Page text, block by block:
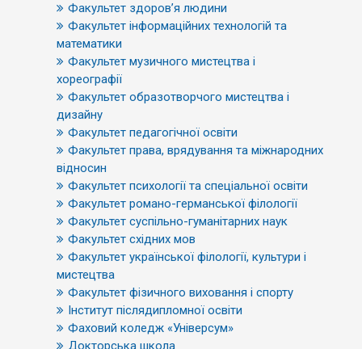
Факультет здоров’я людини
Факультет інформаційних технологій та
математики
Факультет музичного мистецтва і
хореографії
Факультет образотворчого мистецтва і
дизайну
Факультет педагогічної освіти
Факультет права, врядування та міжнародних
відносин
Факультет психології та спеціальної освіти
Факультет романо-германської філології
Факультет суспільно-гуманітарних наук
Факультет східних мов
Факультет української філології, культури і
мистецтва
Факультет фізичного виховання і спорту
Інститут післядипломної освіти
Фаховий коледж «Універсум»
Докторська школа